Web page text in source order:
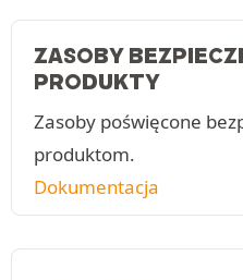
ZASOBY
PRODUKTY
Zasoby poświęcone
produktom.
Dokumentacja